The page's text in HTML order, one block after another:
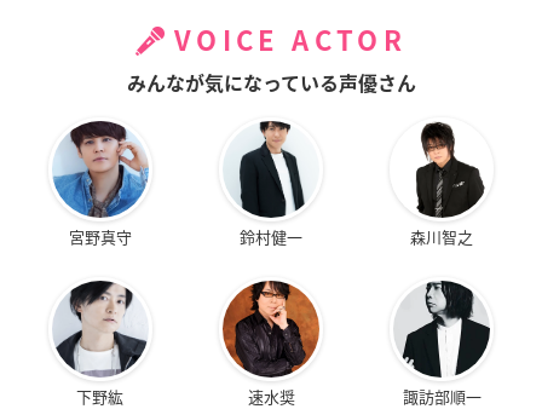
VOICE ACTOR
みんなが気になっている声優さん
宮野真守 鈴村健一 森川智之
下野紘 速水奨 諏訪部順一